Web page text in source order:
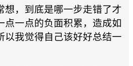
想，到底是哪一步走错了才
点一点的负面积累，造成如
以我觉得自己该好好总结一